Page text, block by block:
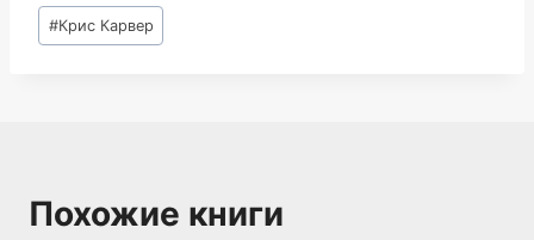
Метки
записи:
#Крис Карвер
Похожие книги